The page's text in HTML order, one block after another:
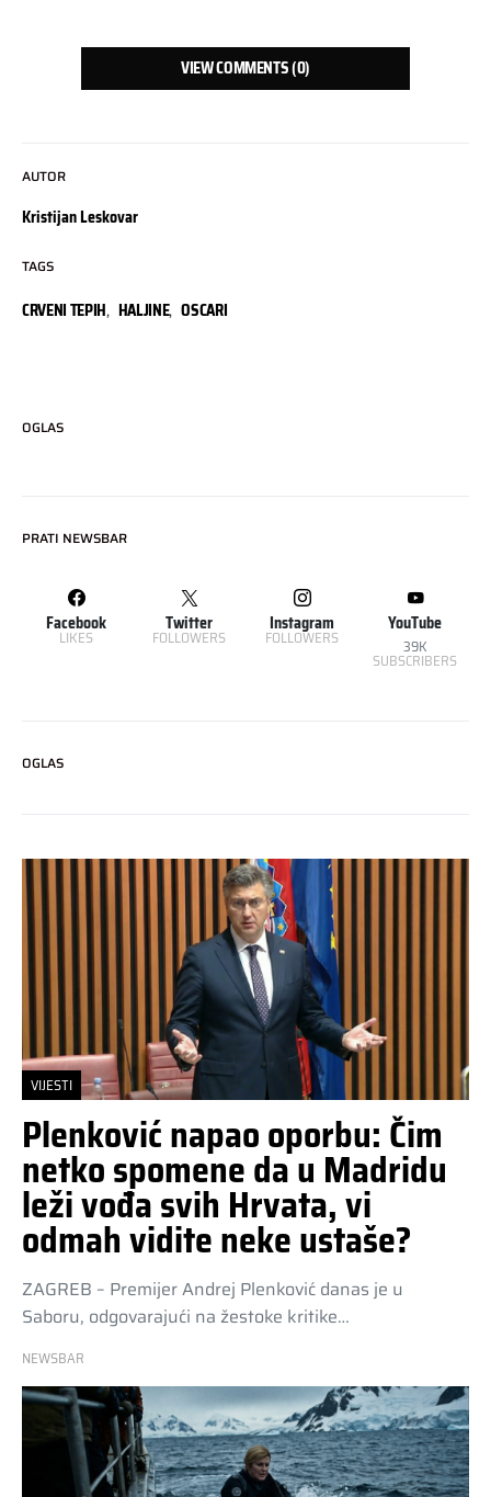
AUTOR
Kristijan Leskovar
TAGS
CRVENI TEPIH, HALJINE, OSCARI
VIEW COMMENTS (0)
OGLAS
PRATI NEWSBAR
Facebook
LIKES
Twitter
FOLLOWERS
Instagram
FOLLOWERS
YouTube
39K
SUBSCRIBERS
OGLAS
VIJESTI
Plenković napao oporbu: Čim
netko spomene da u Madridu
leži vođa svih Hrvata, vi
odmah vidite neke ustaše?
ZAGREB – Premijer Andrej Plenković danas je u
Saboru, odgovarajući na žestoke kritike…
NEWSBAR